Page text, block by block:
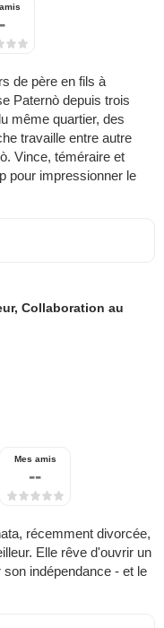
de père en fils à
Paternò depuis trois
même quartier, des
travaille entre autre
Vince, téméraire et
pour impressionner le
Collaboration au
Mes amis
--
récemment divorcée,
Elle rêve d'ouvrir un
indépendance - et le